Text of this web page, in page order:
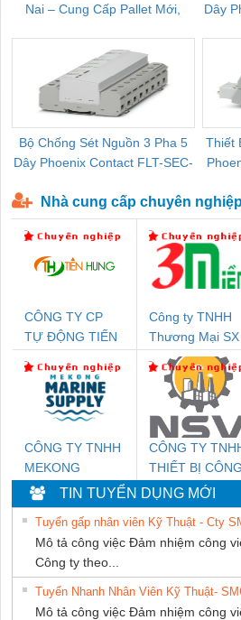
Nai – Cung Cấp Pallet Mới,
Dây
Bộ Chống Sét Nguồn 3 Pha 5
Dây Phoenix Contact FLT-SEC-
Thiết
Nhà cung cấp chuyên
CÔNG TY CP
TỰ ĐỘNG TIẾN
Công ty TNHH
Thương Mại SX
Ba Miền
CÔNG TY TNHH
MEKONG
MARINE SUPPLY
CÔNG TY
THIẾT BỊ CÔNG
NGHIỆP NIHON
SETSUBI VIỆT
NAM
TIN TUYỂN DỤNG MỚI
Tuyển gấp nhân viên Kỹ Thuật - Cty
Mô tả công việc Đảm nhiệm công
Công ty theo...
Tuyển Nhanh Nhân Viên Kỹ Thuật-
Mô tả công việc Đảm nhiệm công